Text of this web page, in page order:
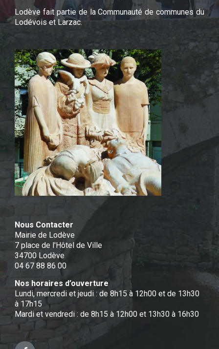
Lodève fait partie de la Communauté de communes du
Lodévois et Larzac.
Nous Contacter
Mairie de Lodève
7 place de l'Hôtel de Ville
34700 Lodève
04 67 88 86 00
Nos horaires d’ouverture
Lundi, mercredi et jeudi : de 8h15 à 12h00 et de 13h30
à 17h15
Mardi et vendredi : de 8h15 à 12h00 et 13h30 à 16h30